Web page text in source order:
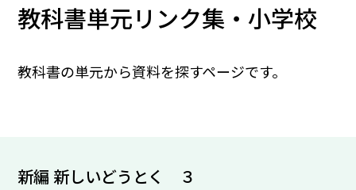
教科書単元リンク集・小学校
教科書の単元から資料を探すページです。
新編 新しいどうとく ３